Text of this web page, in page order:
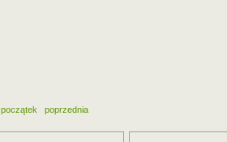
początek poprzednia